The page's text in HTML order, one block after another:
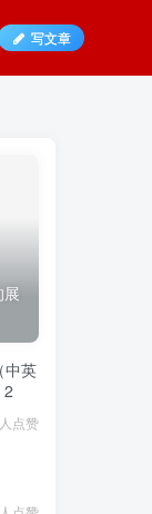
写文章
中英
2
点赞